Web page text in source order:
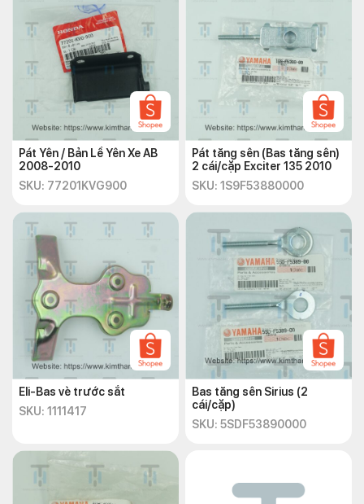
Pát Yên / Bản Lề Yên Xe AB
2008-2010
SKU: 77201KVG900
Pát tăng sên (Bas tăng sên)
2 cái/cặp Exciter 135 2010
SKU: 1S9F53880000
Eli-Bas vè trước sắt
SKU: 1111417
Bas tăng sên Sirius (2
cái/cặp)
SKU: 5SDF53890000